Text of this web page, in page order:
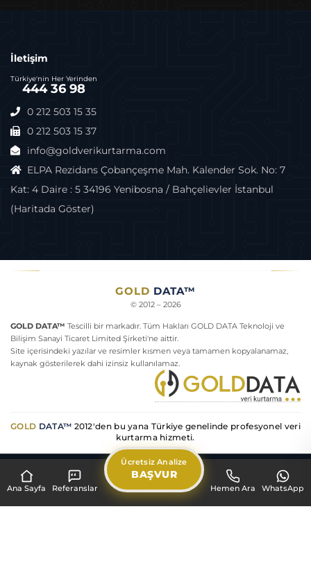
Zayi Raporu Nedir, Nasıl Alınır?
Harici Disk Neden Açılmıyor
İletişim
Türkiye'nin Her Yerinden
444 36 98
0 212 503 15 35
0 212 503 15 37
info@goldverikurtarma.com
ELPA Rezidans Çobançeşme Mah. Kalender Sok. No: 7
Kat: 4 Daire : 5 34196 Yenibosna / Bahçelievler İstanbul
(Haritada Göster)
GOLD DATA™
© 2012 – 2026
GOLD DATA™ Tescilli bir markadır. Tüm Hakları GOLD DATA Teknoloji ve
Bilişim Sanayi Ticaret Limited Şirketi'ne aittir.
Site içerisindeki yazılar ve resimler kısmen veya tamamen kopyalanamaz,
kaynak gösterilerek dahi izinsiz kullanılamaz.
GOLD DATA™ 2012'den bu yana Türkiye genelinde profesyonel veri
kurtarma hizmeti.
Pzt–Cum 09:00–18:00 · Cmt 09:00–14:00 Acil: 0553 915 15 37
Gizlilik·Sözleşme
Ana Sayfa Referanslar
Ücretsiz Analize
BAŞVUR
Hemen Ara WhatsApp